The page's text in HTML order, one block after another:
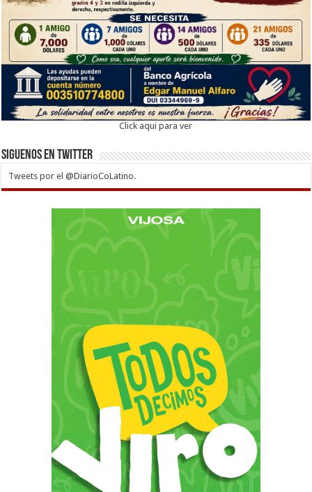
Click aqui para ver
Siguenos en twitter
Tweets por el @DiarioCoLatino.